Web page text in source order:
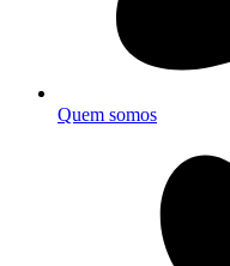
Quem somos